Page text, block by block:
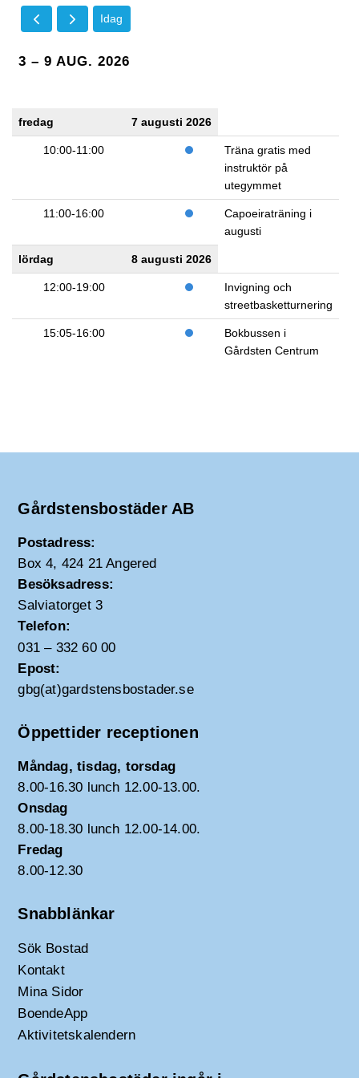
Idag
3 – 9 AUG. 2026
fredag 7 augusti 2026
10:00-11:00
Träna gratis med
instruktör på
utegymmet
11:00-16:00
Capoeiraträning i
augusti
lördag 8 augusti 2026
12:00-19:00
Invigning och
streetbasketturnering
15:05-16:00
Bokbussen i
Gårdsten Centrum
Gårdstensbostäder AB
Postadress:
Box 4, 424 21 Angered
Besöksadress:
Salviatorget 3
Telefon:
031 – 332 60 00
Epost:
gbg(at)gardstensbostader.se
Öppettider receptionen
Måndag, tisdag, torsdag
8.00-16.30 lunch 12.00-13.00.
Onsdag
8.00-18.30 lunch 12.00-14.00.
Fredag
8.00-12.30
Snabblänkar
Sök Bostad
Kontakt
Mina Sidor
BoendeApp
Aktivitetskalendern